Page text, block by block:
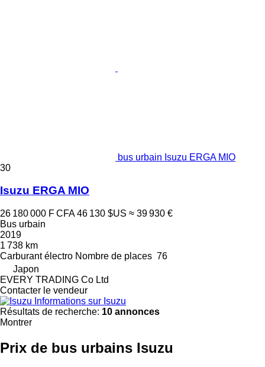
bus urbain Isuzu ERGA MIO
30
Isuzu ERGA MIO
26 180 000 F CFA 46 130 $US ≈ 39 930 €
Bus urbain
2019
1 738 km
Carburant électro Nombre de places 76
Japon
EVERY TRADING Co Ltd
Contacter le vendeur
Informations sur Isuzu
Résultats de recherche: 10 annonces
Montrer
Prix de bus urbains Isuzu